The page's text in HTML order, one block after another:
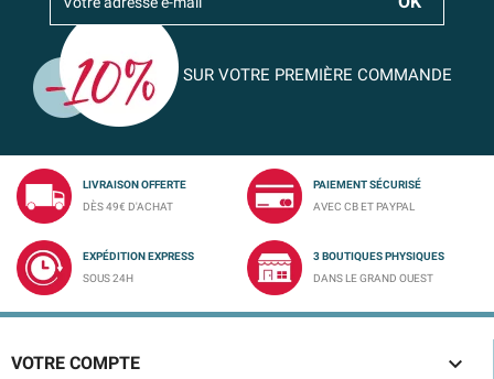
SUR VOTRE PREMIÈRE COMMANDE
LIVRAISON OFFERTE
DÈS 49€ D'ACHAT
PAIEMENT SÉCURISÉ
AVEC CB ET PAYPAL
EXPÉDITION EXPRESS
SOUS 24H
3 BOUTIQUES PHYSIQUES
DANS LE GRAND OUEST
VOTRE COMPTE 